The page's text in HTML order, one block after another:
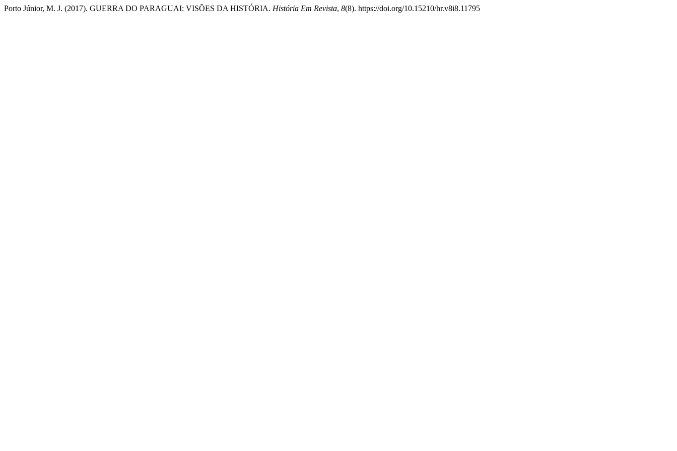
Porto Júnior, M. J. (2017). GUERRA DO PARAGUAI: VISÕES DA HISTÓRIA. História Em Revista, 8(8). https://doi.org/10.15210/hr.v8i8.11795